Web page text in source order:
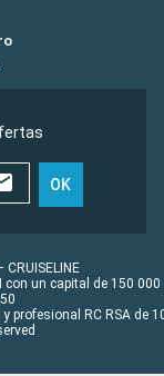
OK
con un capital de 150 000
profesional RC RSA de